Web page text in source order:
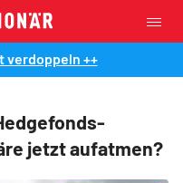
verdoppeln ++
jetzt aufatmen?